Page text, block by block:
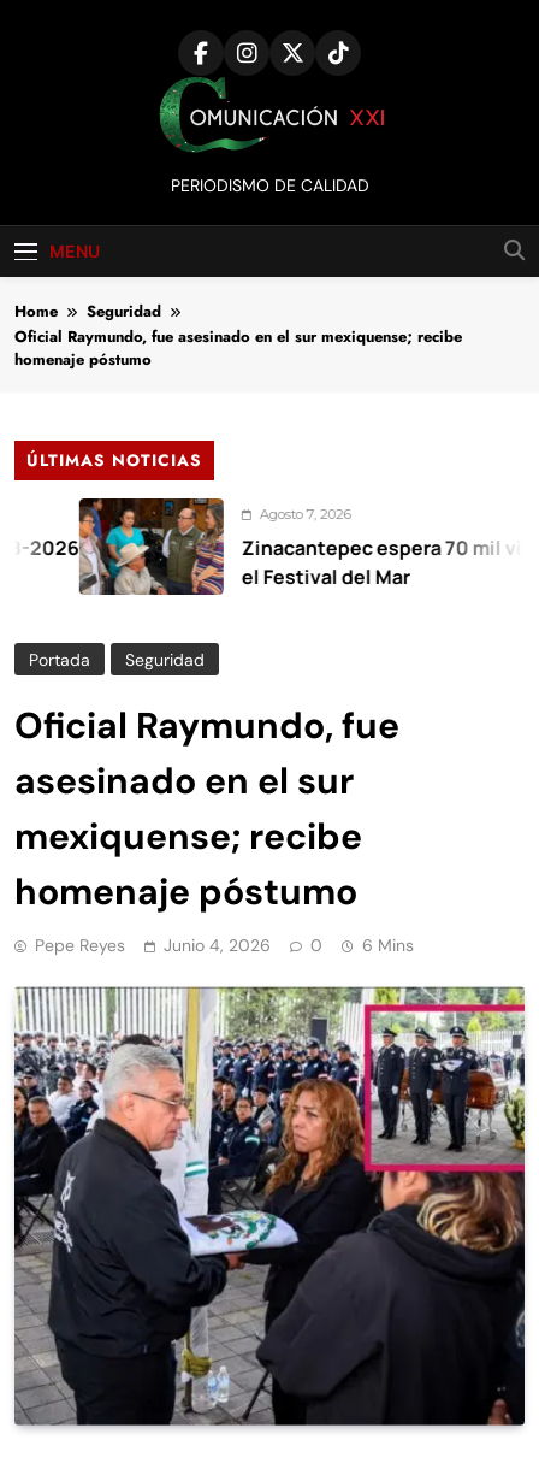
Comunicación
XXI
PERIODISMO DE CALIDAD
MENU
Home
Seguridad
Oficial Raymundo, fue asesinado en el sur mexiquense; recibe
homenaje póstumo
ÚLTIMAS NOTICIAS
Agosto 7, 2026
Zinacantepec espera 70 mil visitantes
el Festival del Mar
Portada Seguridad
Oficial Raymundo, fue
asesinado en el sur
mexiquense; recibe
homenaje póstumo
Pepe Reyes Junio 4, 2026 0 6 Mins